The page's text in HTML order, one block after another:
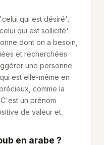
qui est désiré',
qui est sollicité'.
dont on a besoin,
et recherchées
une personne
est elle-même en
comme la
un prénom
de valeur et
en arabe ?